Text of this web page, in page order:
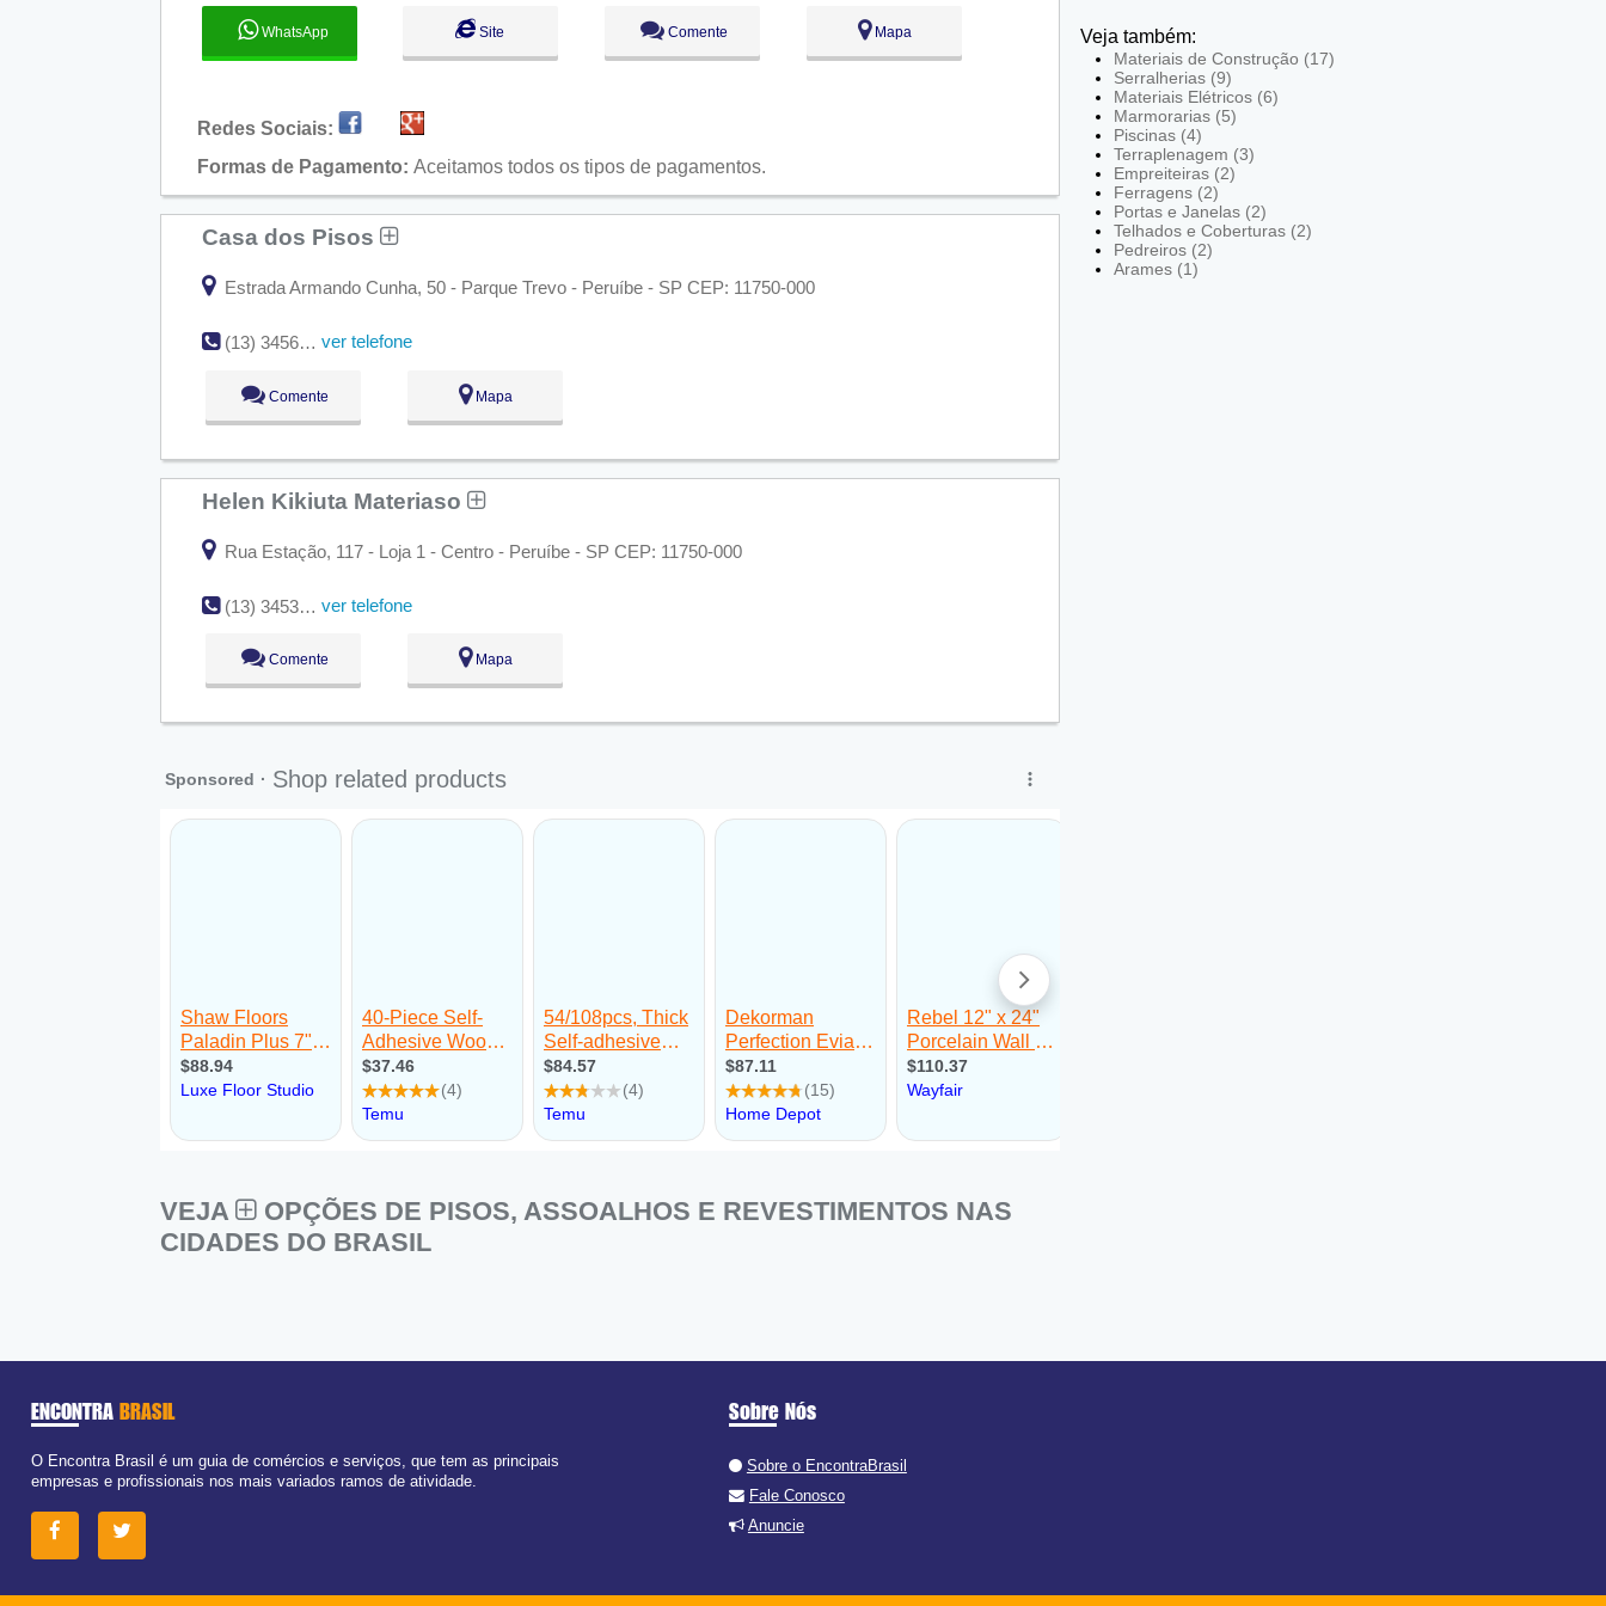
WhatsApp Site Comente Mapa
Redes Sociais:
Formas de Pagamento: Aceitamos todos os tipos de pagamentos.
Casa dos Pisos
Estrada Armando Cunha, 50 - Parque Trevo - Peruíbe - SP CEP: 11750-000
(13) 3456-2423 ver telefone
Comente Mapa
Helen Kikiuta Materiaso
Rua Estação, 117 - Loja 1 - Centro - Peruíbe - SP CEP: 11750-000
(13) 3453-3270 ver telefone
Comente Mapa
VEJA
OPÇÕES DE PISOS, ASSOALHOS E REVESTIMENTOS NAS
CIDADES DO BRASIL
Veja também:
Materiais de Construção (17)
Serralherias (9)
Materiais Elétricos (6)
Marmorarias (5)
Piscinas (4)
Terraplenagem (3)
Empreiteiras (2)
Ferragens (2)
Portas e Janelas (2)
Telhados e Coberturas (2)
Pedreiros (2)
Arames (1)
ENCONTRA BRASIL
O Encontra Brasil é um guia de comércios e serviços, que tem as principais
empresas e profissionais nos mais variados ramos de atividade.
Sobre Nós
Sobre o EncontraBrasil
Fale Conosco
Anuncie